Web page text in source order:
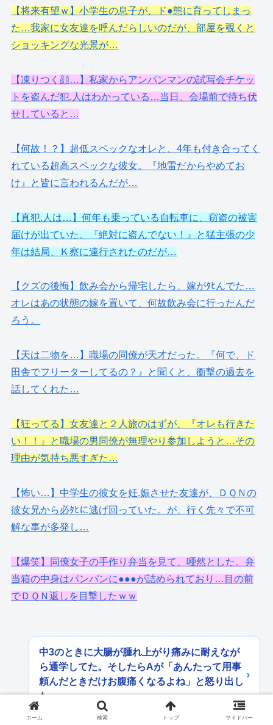
【将来有望ｗ】小学生の息子が、ド●態に育ってしまっ
た…我家に女友達を呼んだらしいのだが、部屋を覗くと
ショッキングな光景が…
【凍りつく顔…】私家からアンパンマンの試写会チケッ
トを盗んだ犯.人はわかっている…当日、会場前で待ち伏
せしていると…
【何故！？】超低スペックなオレと、4年も付き合ってく
れている超高スペックな彼女。『地雷だからやめてお
け』と皆に言われるんだが…
【真犯.人は…】何年も乗っている自転車に、窃盗の被害
届けが出ていた。『絶対に盗んでない！』と猛主張の少
年は結局、Ｋ察に連行されたのだが…
【クズの後悔】飲み会から帰宅したら、嫁がﾀﾋんでた…
オレはあの状態の嫁を置いて、何故飲み会に行ったんだ
ろう。
【天は二物を…】職場の同僚が天才だった。『何で、ド
田舎でフリーターしてるの？』と聞くと、衝撃の過去を
話してくれた…
【狂ってる】女友達と２人旅のはずが、『オレも行きた
い！！』と職場の男同僚が無理やり参加しようと…その
理由が気持ち悪すぎた…
【怖い…】中学生の彼女を妊.娠させた友達が、ＤＱＮの
彼女兄から必ﾀﾋに逃げ回っていた。が、行く先々で不可
解な事が多発し…
【爆笑】同僚女子の手作り弁当を見て、唖然とした。弁
当箱の中身はパンパンに●●●が詰められており…目の前
でＤＱＮ返しを目撃したｗｗ
中3のときに大腸が腫れ上がり痛みに耐えなが
ら通学してた。そしたらAが「あんたって用事
頼んだときだけお腹痛くなるよね」と怒り出し
た
ホーム 検索 トップ サイドバー